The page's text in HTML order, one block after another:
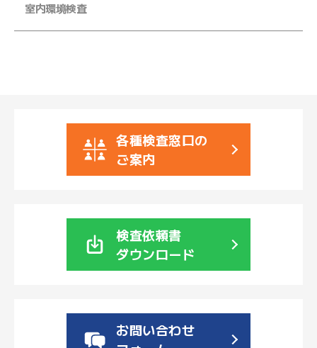
室内環境検査
各種検査窓口の
ご案内
検査依頼書
ダウンロード
お問い合わせ